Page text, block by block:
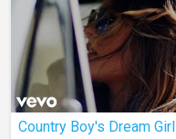
Country Boy's Dream Girl